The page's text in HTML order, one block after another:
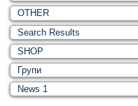
OTHER
Search Results
SHOP
Групи
News 1